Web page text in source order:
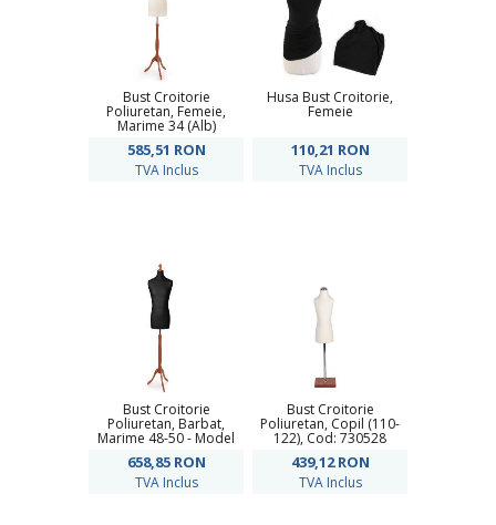
Bust Croitorie
Poliuretan, Femeie,
Marime 34 (Alb)
585,51 RON
TVA Inclus
Husa Bust Croitorie,
Femeie
110,21 RON
TVA Inclus
Bust Croitorie
Poliuretan, Barbat,
Marime 48-50 - Model
658,85 RON
TVA Inclus
Bust Croitorie
Poliuretan, Copil (110-
122), Cod: 730528
439,12RON
TVA Inclus